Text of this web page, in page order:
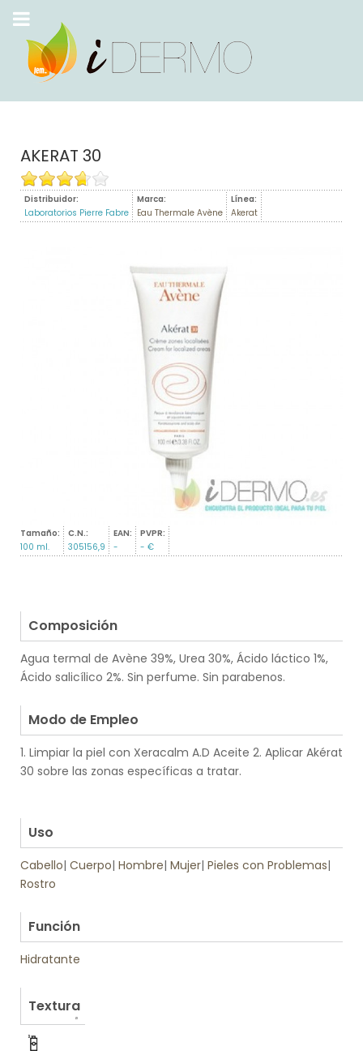
AKERAT 30
Distribuidor:
Laboratorios Pierre Fabre
Marca:
Eau Thermale Avène
Línea:
Akerat
Tamaño:
100 ml.
C.N.:
305156,9
EAN:
-
PVPR:
- €
Composición
Agua termal de Avène 39%, Urea 30%, Ácido láctico 1%,
Ácido salicílico 2%. Sin perfume. Sin parabenos.
Modo de Empleo
1. Limpiar la piel con Xeracalm A.D Aceite 2. Aplicar Akérat
30 sobre las zonas específicas a tratar.
Uso
Cabello| Cuerpo| Hombre| Mujer| Pieles con Problemas|
Rostro
Función
Hidratante
Textura